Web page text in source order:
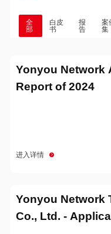
全
部
白皮
书
报
告
案
集
Yonyou Network
Report of 2024
进入详情
Yonyou Network
Co., Ltd. -